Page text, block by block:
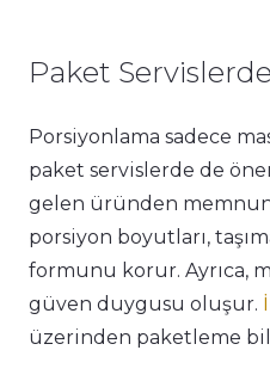
Paket
Porsiyonlama sadece
paket servislerde de
gelen üründen memnun
porsiyon boyutları,
formunu korur. Ayrıca,
güven duygusu oluşur.
üzerinden paketleme